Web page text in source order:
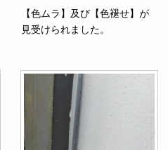
【色ムラ】及び【色褪せ】が
見受けられました。